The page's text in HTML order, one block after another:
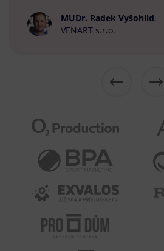
MUDr. Radek Vyšohlíd,
VENART s.r.o.